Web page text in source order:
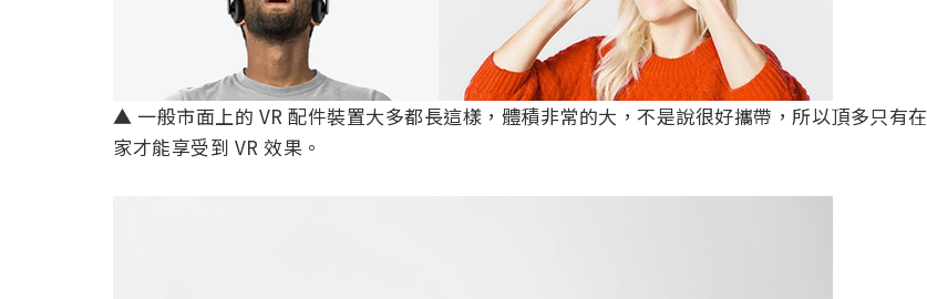
▲ 一般市面上的 VR 配件裝置大多都長這樣，體積非常的大，不是說很好攜帶，所以頂多只有在
家才能享受到 VR 效果。